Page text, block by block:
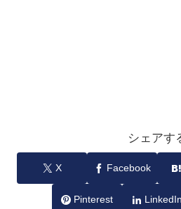
シェアす
X Facebook
Pinterest LinkedIn